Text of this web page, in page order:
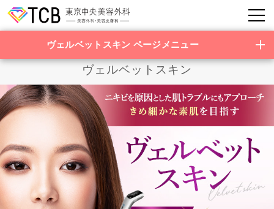
ヴェルベットスキン ページメニュー
ヴェルベットスキン